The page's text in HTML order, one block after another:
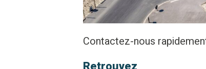
Contactez-nous